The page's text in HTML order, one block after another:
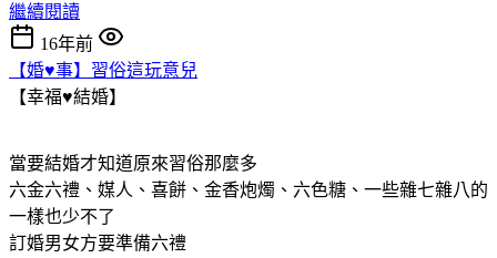
繼續閱讀
16年前
【婚♥事】習俗這玩意兒
【幸福♥結婚】
當要結婚才知道原來習俗那麼多
六金六禮、媒人、喜餅、金香炮燭、六色糖、一些雜七雜八的
一樣也少不了
訂婚男女方要準備六禮